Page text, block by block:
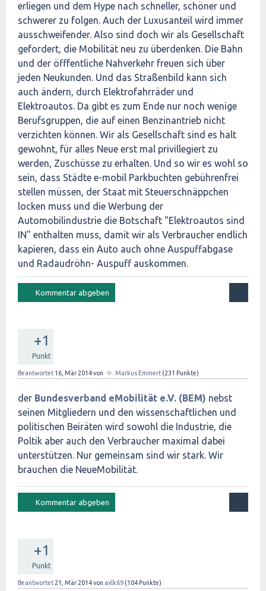
erliegen und dem Hype nach schneller, schöner und
schwerer zu folgen. Auch der Luxusanteil wird immer
ausschweifender. Also sind doch wir als Gesellschaft
gefordert, die Mobilität neu zu überdenken. Die Bahn
und der öfffentliche Nahverkehr freuen sich über
jeden Neukunden. Und das Straßenbild kann sich
auch ändern, durch Elektrofahrräder und
Elektroautos. Da gibt es zum Ende nur noch wenige
Berufsgruppen, die auf einen Benzinantrieb nicht
verzichten können. Wir als Gesellschaft sind es halt
gewohnt, für alles Neue erst mal privillegiert zu
werden, Zuschüsse zu erhalten. Und so wir es wohl so
sein, dass Städte e-mobil Parkbuchten gebührenfrei
stellen müssen, der Staat mit Steuerschnäppchen
locken muss und die Werbung der
Automobilindustrie die Botschaft "Elektroautos sind
IN" enthalten muss, damit wir als Verbraucher endlich
kapieren, dass ein Auto auch ohne Auspuffabgase
und Radaudröhn- Auspuff auskommen.
+1
Punkt
Beantwortet 16, Mär 2014von ✦ Markus Emmert (231 Punkte)
der Bundesverband eMobilität e.V. (BEM) nebst
seinen Mitgliedern und den wissenschaftlichen und
politischen Beiräten wird sowohl die Industrie, die
Poltik aber auch den Verbraucher maximal dabei
unterstützen. Nur gemeinsam sind wir stark. Wir
brauchen die NeueMobilität.
+1
Punkt
Beantwortet 21, Mär 2014von axlk69 (104 Punkte)